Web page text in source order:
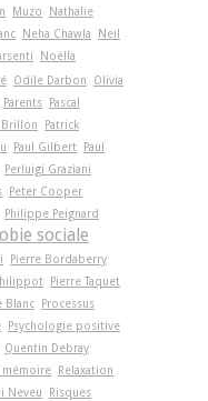
Muzo
Nathalie
Neha Chawla
Neil
Noëlla
Odile Darbon
Olivia
Parents
Pascal
Brillon
Patrick
Paul Gilbert
Paul
Perluigi Graziani
Peter Cooper
Philippe Peignard
sociale
Pierre Bordaberry
Pierre Taquet
Blanc
Processus
Psychologie positive
Quentin Debray
mémoire
Relaxation
Neveu
Risques